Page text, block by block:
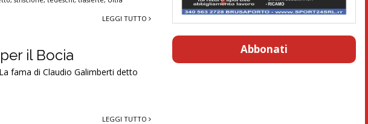
LEGGI TUTTO
il Bocia
fama di Claudio Galimberti detto
LEGGI TUTTO
Abbonati